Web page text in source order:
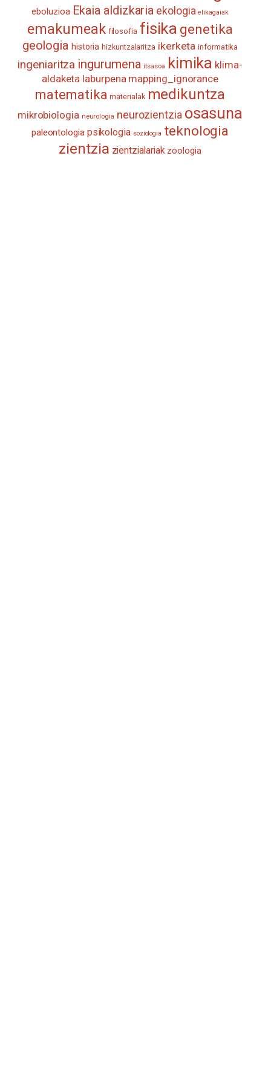
eboluzioa Ekaia aldizkaria ekologia elikagaiak
emakumeak filosofia fisika genetika
geologia historia hizkuntzalaritza ikerketa informatika
ingeniaritza ingurumena itsasoa kimika klima-
aldaketa laburpena mapping_ignorance
matematika materialak medikuntza
mikrobiologia neurologia neurozientzia osasuna
paleontologia psikologia soziologia teknologia
zientzia zientzialariak zoologia